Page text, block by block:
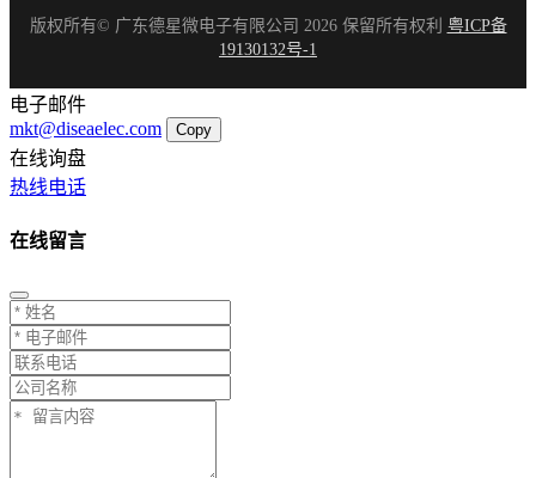
版权所有© 广东德星微电子有限公司 2026 保留所有权利 粤ICP备
19130132号-1
电子邮件
mkt@diseaelec.com
Copy
在线询盘
热线电话
在线留言